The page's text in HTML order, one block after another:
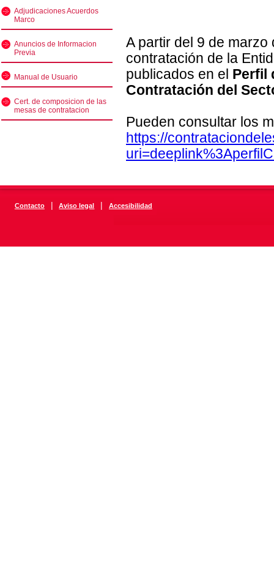
Adjudicaciones Acuerdos
Marco
Anuncios de Informacion
Previa
Manual de Usuario
Cert. de composicion de las
mesas de contratacion
A partir del 9 de
contratación de la
publicados en el Perfil
Contratación del
Pueden consultar los
https://
Contacto | Aviso legal | Accesibilidad